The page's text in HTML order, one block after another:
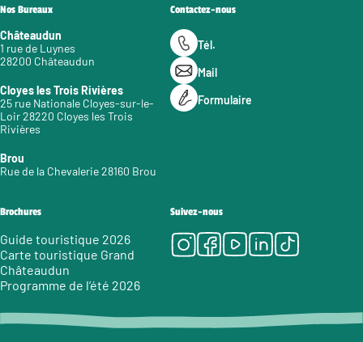
Nos Bureaux
Châteaudun
1 rue de Luynes
28200 Châteaudun
Cloyes les Trois Rivières
25 rue Nationale Cloyes-sur-le-
Loir 28220 Cloyes les Trois
Rivières
Brou
Rue de la Chevalerie 28160 Brou
Contactez-nous
Tél.
Mail
Formulaire
Brochures
Guide touristique 2026
Carte touristique Grand
Châteaudun
Programme de l’été 2026
Suivez-nous
Instagram
Facebook
Youtube
LinkedIn
Tiktok